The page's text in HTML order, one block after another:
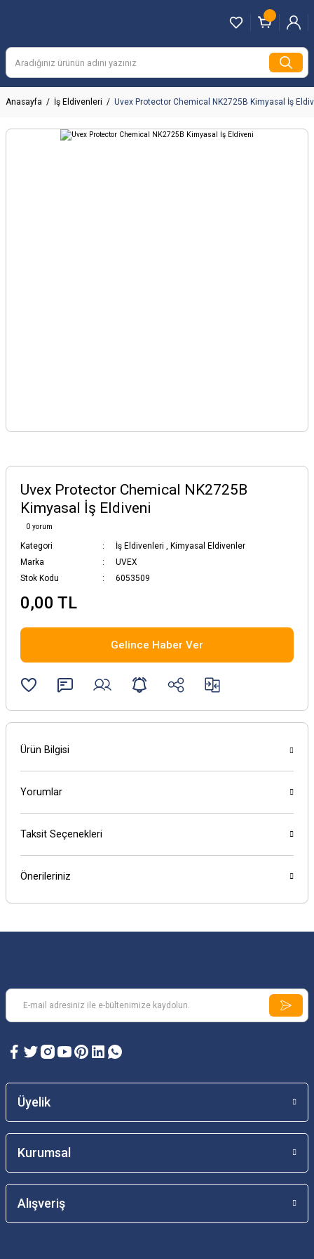
Anasayfa İş Eldivenleri Uvex Protector Chemical NK2725B Kimyasal İş
Uvex Protector Chemical NK2725B
Kimyasal İş Eldiveni
0 yorum
Kategori İş Eldivenleri , Kimyasal Eldivenler
Marka
UVEX
Stok Kodu
6053509
0,00 TL
Gelince Haber Ver
Ürün Bilgisi
Yorumlar
Taksit Seçenekleri
Önerileriniz
Üyelik
Kurumsal
Alışveriş